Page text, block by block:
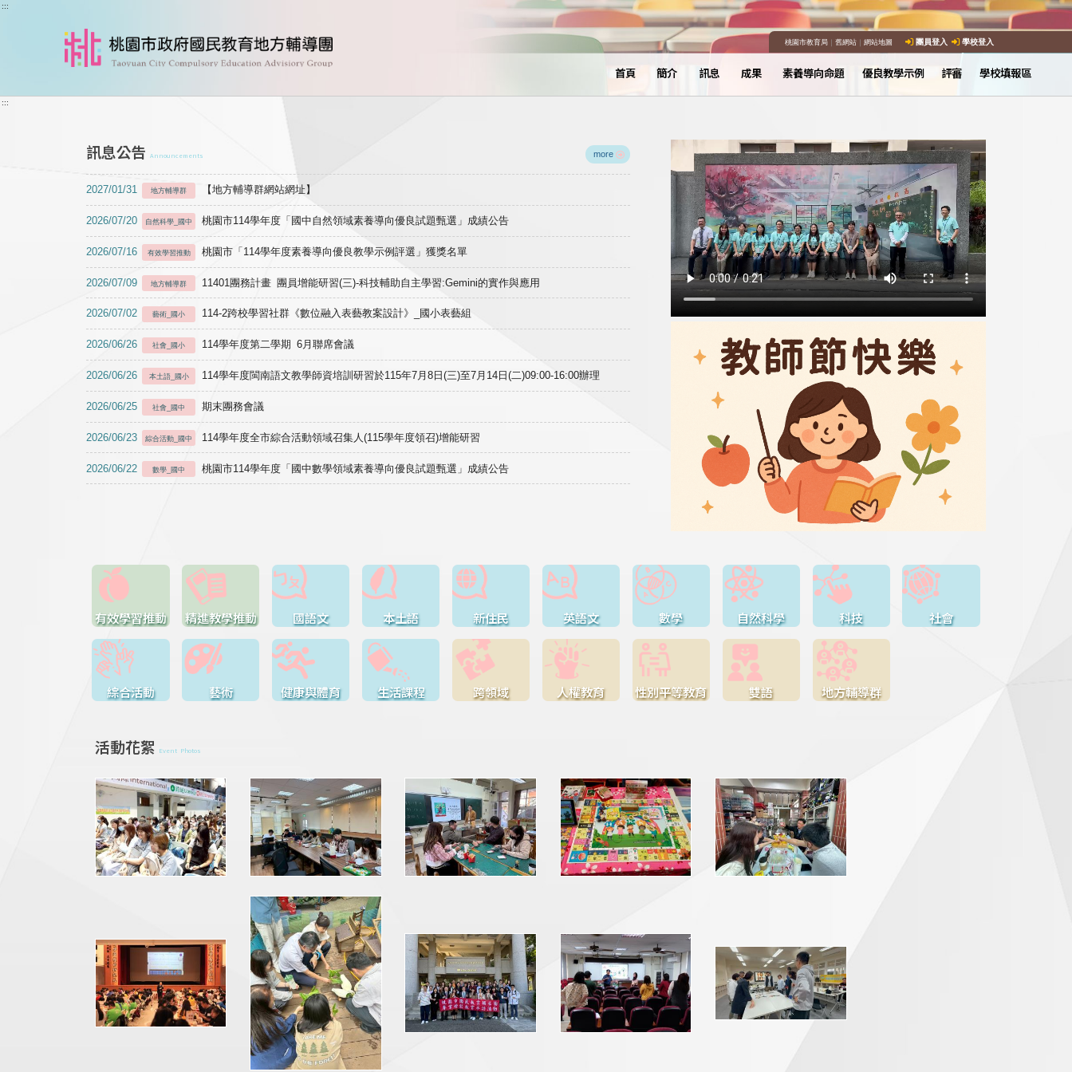
跳到主要內容
:::
桃園市教育局｜ 舊網站｜ 網站地圖 團員登入 學校登入
首頁 簡介 訊息 成果 素養導向命題 優良教學示例 評審 學校填報區
:::
訊息公告 Announcements more
2027/01/31 地方輔導群 【地方輔導群網站網址】
2026/07/20 自然科學_國中 桃園市114學年度「國中自然領域素養導向優良試題甄選」成績公告
2026/07/16 有效學習推動 桃園市「114學年度素養導向優良教學示例評選」獲獎名單
2026/07/09 地方輔導群 11401團務計畫 團員增能研習(三)-科技輔助自主學習:Gemini的實作與應用
2026/07/02 藝術_國小 114-2跨校學習社群《數位融入表藝教案設計》_國小表藝組
2026/06/26 社會_國小 114學年度第二學期 6月聯席會議
2026/06/26 本土語_國小 114學年度閩南語文教學師資培訓研習於115年7月8日(三)至7月14日(二)09:00-16:00辦理
2026/06/25 社會_國中 期末團務會議
2026/06/23 綜合活動_國中 114學年度全市綜合活動領域召集人(115學年度領召)增能研習
2026/06/22 數學_國中 桃園市114學年度「國中數學領域素養導向優良試題甄選」成績公告
有效學習推動 精進教學推動 國語文 本土語 新住民 英語文 數學 自然科學 科技 社會
綜合活動 藝術 健康與體育 生活課程 跨領域 人權教育 性別平等教育 雙語 地方輔導群
活動花絮 Event Photos